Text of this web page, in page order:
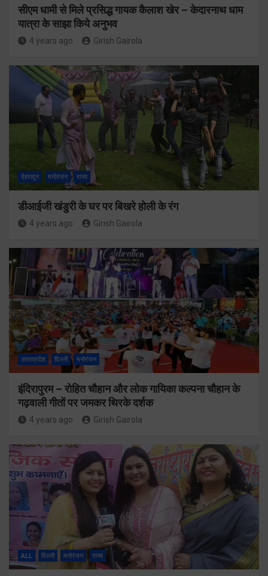
सीएम धामी से मिले प्रसिद्ध गायक कैलाश खेर – केदारनाथ धाम
यात्रा के साझा किये अनुभव
4 years ago Girish Gairola
देहरादून मनोरंजन राज्य
डीआईजी खंडुरी के घर पर बिखरे होली के रंग
4 years ago Girish Gairola
उत्तरप्रदेश दिल्ली मनोरंजन
इंदिरापुरम – रोहित चौहान और लोक गायिका कल्पना चौहान के
गढ़वाली गीतों पर जमकर थिरके दर्शक
4 years ago Girish Gairola
ALL दिल्ली मनोरंजन राज्य